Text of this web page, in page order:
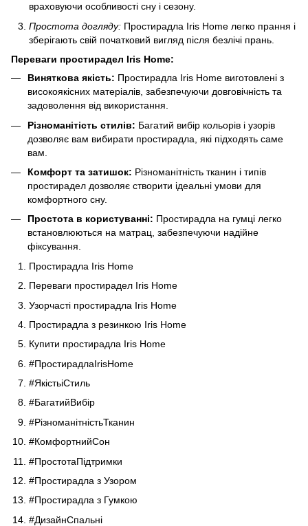
враховуючи особливості сну і сезону.
Простота догляду: Простирадла Iris Home легко прання і
зберігають свій початковий вигляд після безлічі прань.
Переваги простирадел Iris Home:
Виняткова якість: Простирадла Iris Home виготовлені з
високоякісних матеріалів, забезпечуючи довговічність та
задоволення від використання.
Різноманітість стилів: Багатий вибір кольорів і узорів
дозволяє вам вибирати простирадла, які підходять саме
вам.
Комфорт та затишок: Різноманітність тканин і типів
простирадел дозволяє створити ідеальні умови для
комфортного сну.
Простота в користуванні: Простирадла на гумці легко
встановлюються на матрац, забезпечуючи надійне
фіксування.
Простирадла Iris Home
Переваги простирадел Iris Home
Узорчасті простирадла Iris Home
Простирадла з резинкою Iris Home
Купити простирадла Iris Home
#ПростирадлаIrisHome
#ЯкістьіСтиль
#БагатийВибір
#РізноманітністьТканин
#КомфортнийСон
#ПростотаПідтримки
#Простирадла з Узором
#Простирадла з Гумкою
#ДизайнСпальні